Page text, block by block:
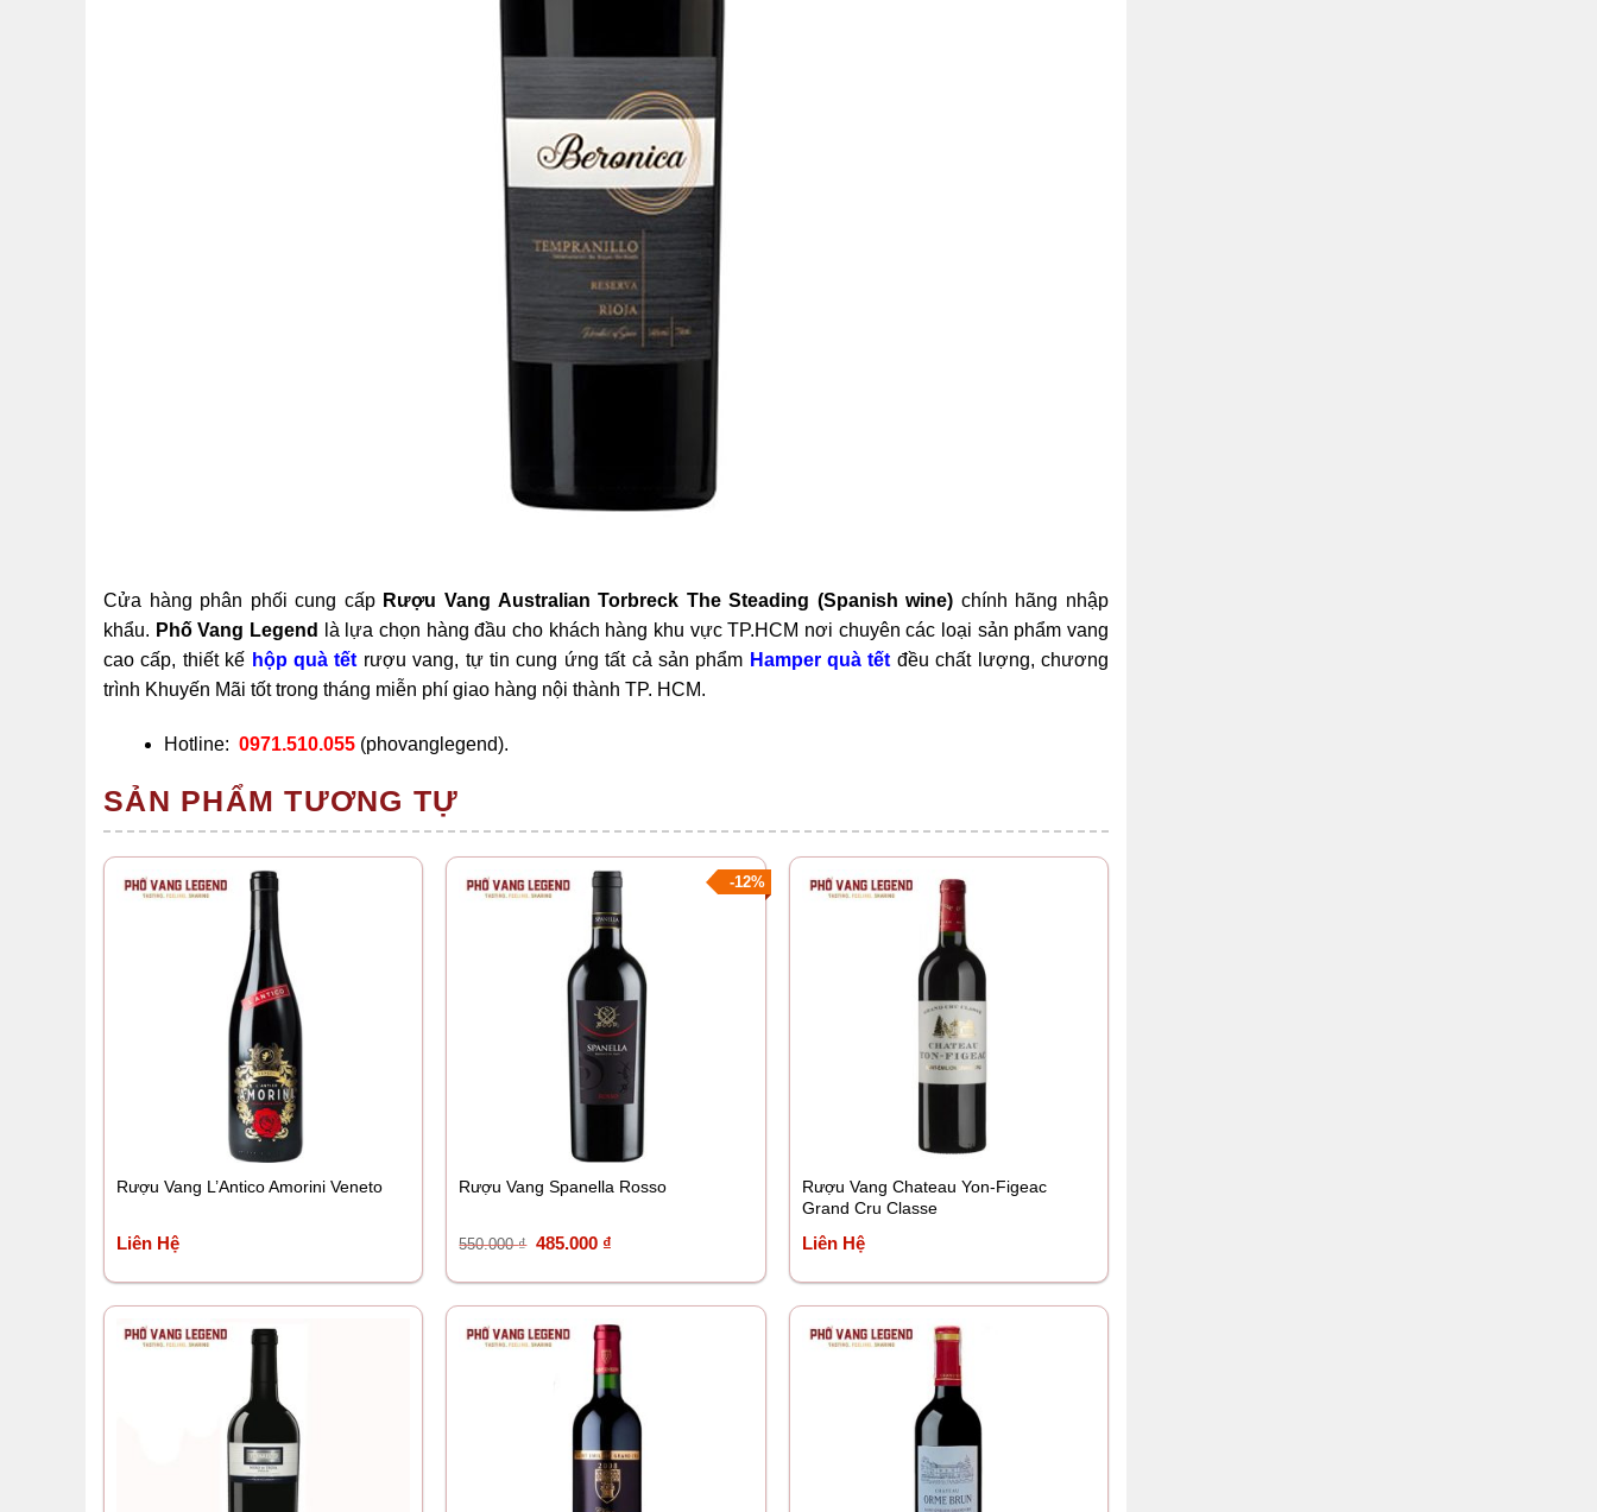
Cửa hàng phân phối cung cấp Rượu Vang Australian Torbreck The Steading (Spanish wine) chính hãng nhập
khẩu. Phố Vang Legend
là lựa chọn hàng đầu cho khách hàng khu vực TP.HCM nơi chuyên các loại sản phẩm vang
cao cấp, thiết kế hộp quà tết rượu vang, tự tin cung ứng tất cả sản phẩm Hamper quà tết đều chất lượng, chương
trình Khuyến Mãi tốt trong tháng miễn phí giao hàng nội thành TP. HCM.
Hotline: 0971.510.055 (phovanglegend).
SẢN PHẨM TƯƠNG TỰ
Rượu Vang L’Antico Amorini Veneto
Liên Hệ
-12%
Rượu Vang Spanella Rosso
550.000₫ Giá
550.000 ₫.
485.000 ₫
là:
485.000 ₫.
Rượu Vang Chateau Yon-Figeac
Grand Cru Classe
Liên Hệ